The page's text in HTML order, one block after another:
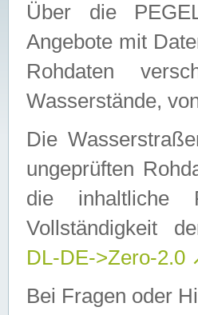
Über die
Angebote mit
Rohdaten
Wasserstände,
Die
ungeprüften
die inhaltliche
Vollständigkeit
DL-DE->Zero-2.0
Bei Fragen oder